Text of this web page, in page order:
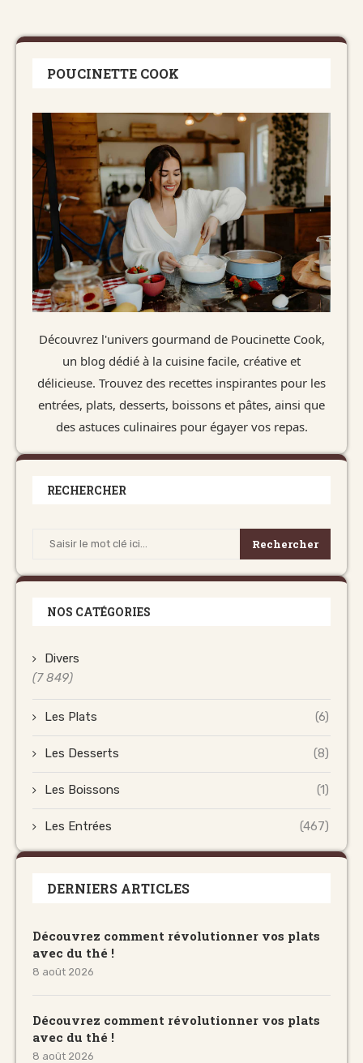
POUCINETTE COOK
Découvrez l'univers gourmand de Poucinette Cook,
un blog dédié à la cuisine facile, créative et
délicieuse. Trouvez des recettes inspirantes pour les
entrées, plats, desserts, boissons et pâtes, ainsi que
des astuces culinaires pour égayer vos repas.
RECHERCHER
Rechercher
NOS CATÉGORIES
Divers
(7 849)
Les Plats (6)
Les Desserts (8)
Les Boissons (1)
Les Entrées (467)
DERNIERS ARTICLES
Découvrez comment révolutionner vos plats
avec du thé !
8 août 2026
Découvrez comment révolutionner vos plats
avec du thé !
8 août 2026